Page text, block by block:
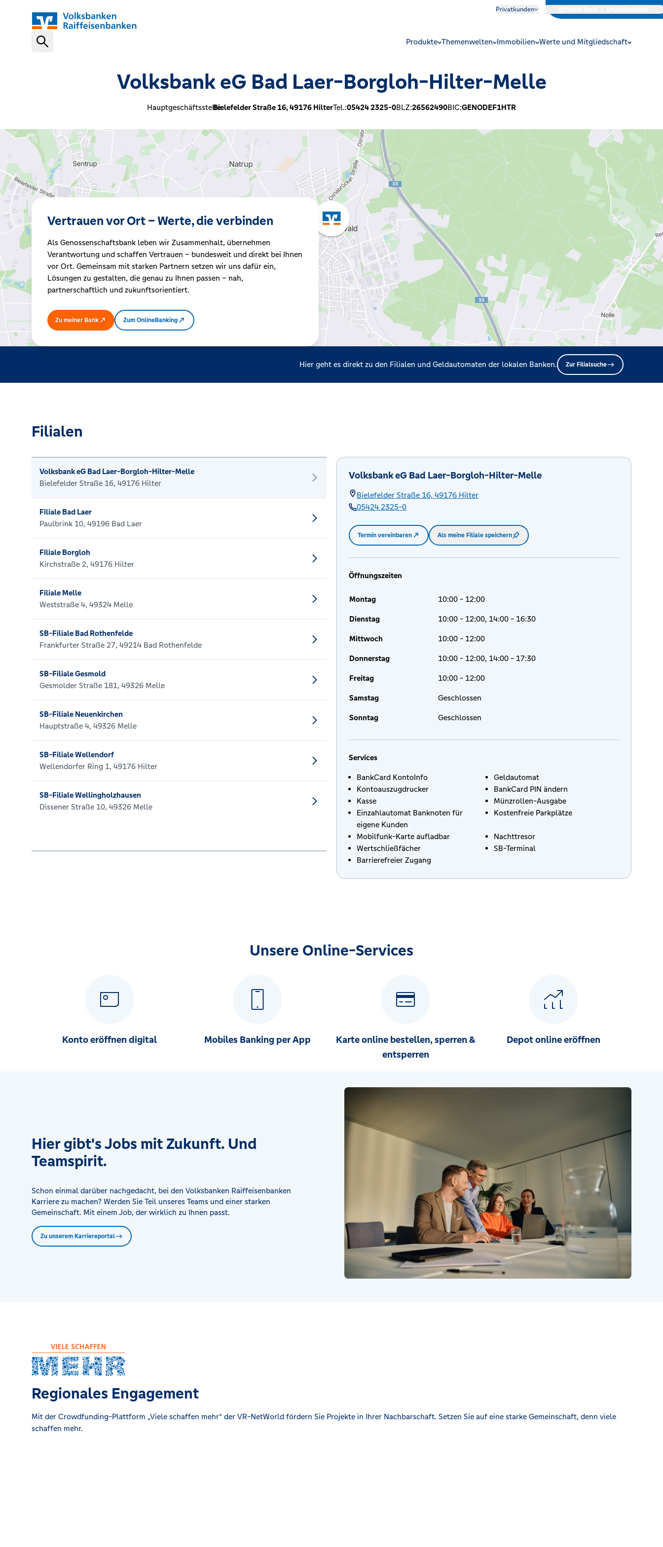
Privatkunden
VR Banking App
Kreditrechner
Immobilien
Produkte Themenwelten Immobilien Werte und Mitgliedschaft
Volksbank eG Bad Laer-Borgloh-Hilter-Melle
Hauptgeschäftsstelle:Bielefelder Straße 16,49176 HilterTel.:05424 2325-0BLZ:26562490BIC:GENODEF1HTR
Vertrauen vor Ort – Werte, die verbinden
Als Genossenschaftsbank leben wir Zusammenhalt, übernehmen
Verantwortung und schaffen Vertrauen – bundesweit und direkt bei Ihnen
vor Ort. Gemeinsam mit starken Partnern setzen wir uns dafür ein,
Lösungen zu gestalten, die genau zu Ihnen passen – nah,
partnerschaftlich und zukunftsorientiert.
Zu meiner Bank Zum OnlineBanking
Hier geht es direkt zu den Filialen und Geldautomaten der lokalen Banken. Zur Filialsuche
Filialen
Volksbank eG Bad Laer-Borgloh-Hilter-Melle
Bielefelder Straße 16, 49176 Hilter
Filiale Bad Laer
Paulbrink 10, 49196 Bad Laer
Filiale Borgloh
Kirchstraße 2, 49176 Hilter
Filiale Melle
Weststraße 4, 49324 Melle
SB-Filiale Bad Rothenfelde
Frankfurter Straße 27, 49214 Bad Rothenfelde
SB-Filiale Gesmold
Gesmolder Straße 181, 49326 Melle
SB-Filiale Neuenkirchen
Hauptstraße 4, 49326 Melle
SB-Filiale Wellendorf
Wellendorfer Ring 1, 49176 Hilter
SB-Filiale Wellingholzhausen
Dissener Straße 10, 49326 Melle
Volksbank eG Bad Laer-Borgloh-Hilter-Melle
Bielefelder Straße 16, 49176 Hilter
05424 2325-0
Termin vereinbaren Als meine Filiale speichern
Öffnungszeiten
Montag 10:00 - 12:00
Dienstag 10:00 - 12:00, 14:00 - 16:30
Mittwoch 10:00 - 12:00
Donnerstag 10:00 - 12:00, 14:00 - 17:30
Freitag 10:00 - 12:00
Samstag Geschlossen
Sonntag Geschlossen
Services
BankCard KontoInfo
Geldautomat
Kontoauszugdrucker
BankCard PIN ändern
Kasse
Münzrollen-Ausgabe
Einzahlautomat Banknoten für
eigene Kunden
Kostenfreie Parkplätze
Mobilfunk-Karte aufladbar
Nachttresor
Wertschließfächer
SB-Terminal
Barrierefreier Zugang
Unsere Online-Services
Konto eröffnen digital Mobiles Banking per App
Karte online bestellen, sperren &
entsperren
Depot online eröffnen
Hier gibt's Jobs mit Zukunft. Und
Teamspirit.
Schon einmal darüber nachgedacht, bei den Volksbanken Raiffeisenbanken
Karriere zu machen? Werden Sie Teil unseres Teams und einer starken
Gemeinschaft. Mit einem Job, der wirklich zu Ihnen passt.
Zu unserem Karriereportal
Regionales Engagement
Mit der Crowdfunding-Plattform „Viele schaffen mehr“ der VR-NetWorld fördern Sie Projekte in Ihrer Nachbarschaft. Setzen Sie auf eine starke Gemeinschaft, denn viele
schaffen mehr.